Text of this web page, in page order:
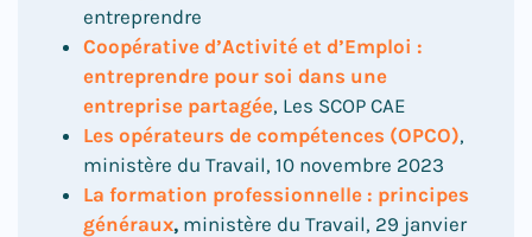
entreprendre
Coopérative d’Activité et d’Emploi :
entreprendre pour soi dans une
entreprise partagée, Les SCOP CAE
Les opérateurs de compétences (OPCO),
ministère du Travail, 10 novembre 2023
La formation professionnelle : principes
généraux, ministère du Travail, 29 janvier